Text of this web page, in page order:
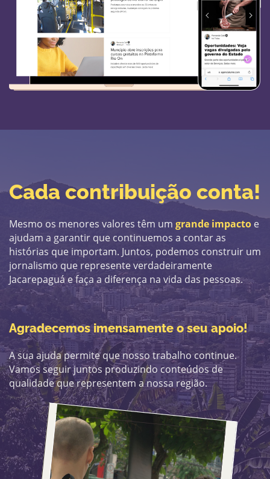
Cada contribuição conta!
Mesmo os menores valores têm um grande impactoe
ajudam a ​garantir que continuemos a contar as
histórias que importam. Juntos, ​podemos construir um
jornalismo que represente verdadeiramente ​
Jacarepaguá e faça a diferença na vida das pessoas.
Agradecemos imensamente o seu apoio!
A sua ajuda permite que nosso trabalho continue.
Vamos seguir juntos ​produzindo conteúdos de
qualidade que representem a nossa região.